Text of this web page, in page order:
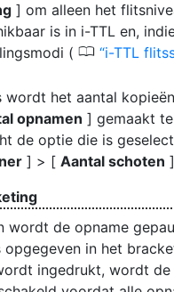
] om alleen het
is in i-TTL en,
( 0 i-TTL
wordt het aantal
opnamen ] gemaakt
de optie die is
] > [ Aantal schoten
wordt de opname
in het
ingedrukt, wordt de